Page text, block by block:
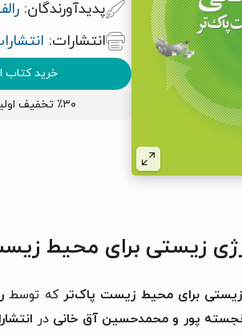
پدیدآورندگان:
انتشارات:
خرید کتاب
٪۳۰ تخفیف اولین خرید کتاب با کد
زیستی برای محیط
زیستی برای محیط زیست پاک‌تر که توسط
پور و محمدحسین آق خانی در